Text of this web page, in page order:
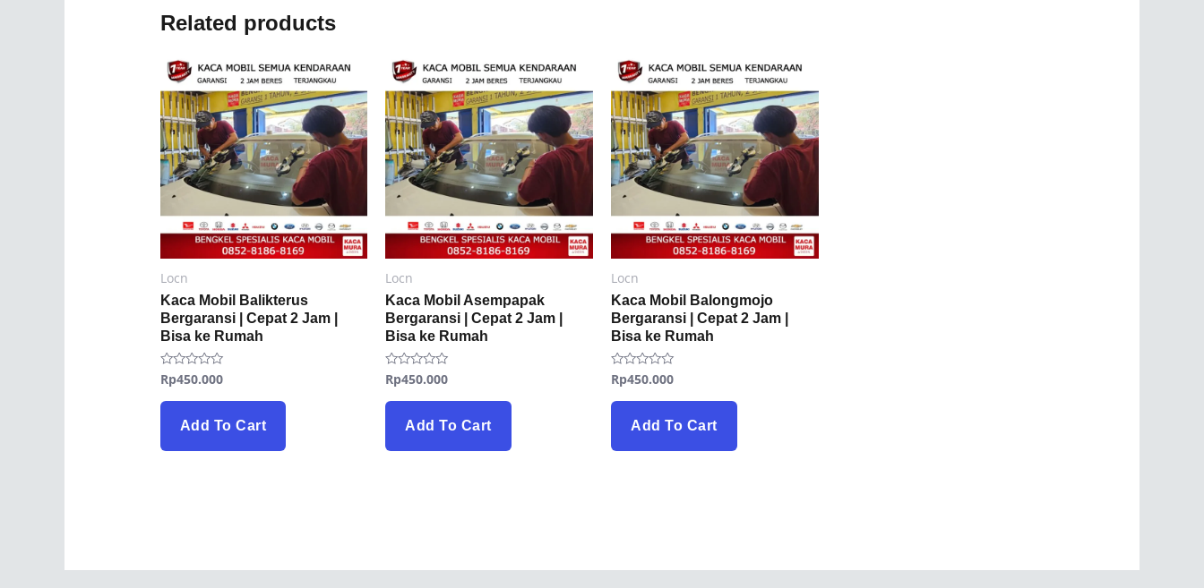
Related products
Locn
Kaca Mobil Balikterus
Bergaransi | Cepat 2 Jam |
Bisa ke Rumah
Rated
0
out
Rp450.000
Add To Cart
Locn
Kaca Mobil Asempapak
Bergaransi | Cepat 2 Jam |
Bisa ke Rumah
Rated
0
out
Rp450.000
Add To Cart
Locn
Kaca Mobil Balongmojo
Bergaransi | Cepat 2 Jam |
Bisa ke Rumah
Rated
0
out
Rp450.000
Add To Cart